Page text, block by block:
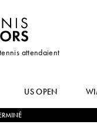
attendaient
US OPEN